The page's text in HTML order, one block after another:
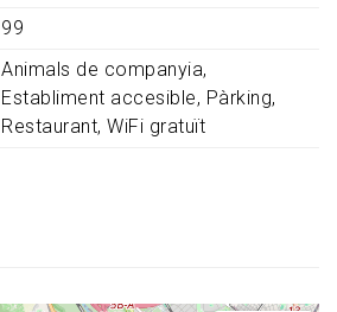
99
Animals de companyia
Establiment accesible
Pàrking
Restaurant WiFi gratuït